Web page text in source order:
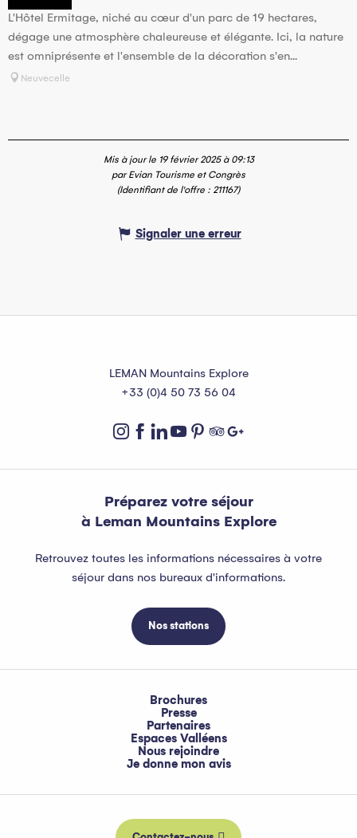
L'Hôtel Ermitage, niché au cœur d'un parc de 19 hectares,
dégage une atmosphère chaleureuse et élégante. Ici, la nature
est omniprésente et l'ensemble de la décoration s'en...
Neuvecelle
Mis à jour le 19 février 2025 à 09:13
par Evian Tourisme et Congrès
(Identifiant de l'offre : 211167)
Signaler une erreur
LEMAN Mountains Explore
+33 (0)4 50 73 56 04
Préparez votre séjour
à Leman Mountains Explore
Retrouvez toutes les informations nécessaires à votre
séjour dans nos bureaux d'informations.
Nos stations
Brochures
Presse
Partenaires
Espaces Valléens
Nous rejoindre
Je donne mon avis